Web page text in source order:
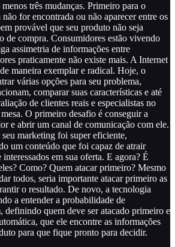
três mudanças. Primeiro para o
for encontrada ou não aparecer entre os
provável que seu produto não seja
de compra. Consumidores estão vivendo
assimetria de informações entre
praticamente não existe mais. A Internet
maneira exemplar e radical. Hoje, o
várias opções para seu problema,
comparar suas características e até
de clientes reais e especialistas no
O primeiro desafio é conseguir a
e abrir um canal de comunicação com ele.
marketing foi super eficiente,
um conteúdo que foi capaz de atrair
em sua oferta. E agora? É
Como? Quem atacar primeiro? Mesmo
todos, seria importante atacar primeiro as
o resultado. De novo, a tecnologia
a entender a probabilidade de
definindo quem deve ser atacado primeiro e
que ele encontre as informações
para que fique pronto para decidir.